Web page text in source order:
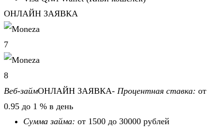
ОНЛАЙН ЗАЯВКА
7
8
Веб-займОНЛАЙН ЗАЯВКА- Процентная ставка: от
0.95 до 1 % в день
Сумма займа: от 1500 до 30000 рублей